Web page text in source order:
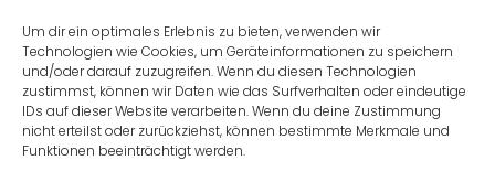
Um dir ein optimales Erlebnis zu bieten, verwenden wir
Technologien wie Cookies, um Geräteinformationen zu speichern
und/oder darauf zuzugreifen. Wenn du diesen Technologien
zustimmst, können wir Daten wie das Surfverhalten oder eindeutige
IDs auf dieser Website verarbeiten. Wenn du deine Zustimmung
nicht erteilst oder zurückziehst, können bestimmte Merkmale und
Funktionen beeinträchtigt werden.